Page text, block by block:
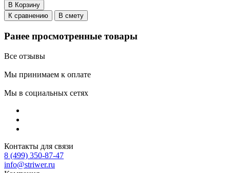
В Корзину
К сравнению
В смету
Ранее просмотренные товары
Все отзывы
Мы принимаем к оплате
Мы в социальных сетях
Контакты для связи
8 (499) 350-87-47
info@striwer.ru